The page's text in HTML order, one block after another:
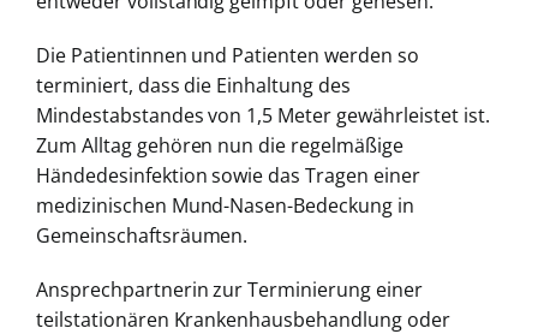
Die Patientinnen und Patienten werden so
terminiert, dass die Einhaltung des
Mindestabstandes von 1,5 Meter gewährleistet ist.
Zum Alltag gehören nun die regelmäßige
Händedesinfektion sowie das Tragen einer
medizinischen Mund-Nasen-Bedeckung in
Gemeinschaftsräumen.
Ansprechpartnerin zur Terminierung einer
teilstationären Krankenhausbehandlung oder